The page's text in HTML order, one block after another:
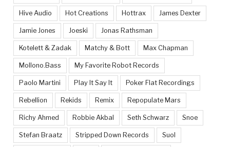
Hive Audio Hot Creations Hottrax James Dexter
Jamie Jones Joeski Jonas Rathsman
Kotelett & Zadak Matchy & Bott Max Chapman
Mollono.Bass My Favorite Robot Records
Paolo Martini Play It Say It Poker Flat Recordings
Rebellion Rekids Remix Repopulate Mars
Richy Ahmed Robbie Akbal Seth Schwarz Snoe
Stefan Braatz Stripped Down Records Suol